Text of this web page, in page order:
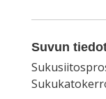
Suvun